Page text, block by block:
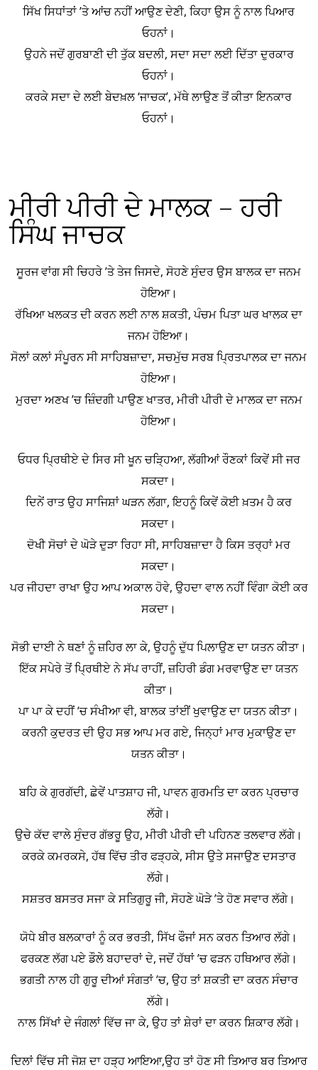
ਸਿੱਖ ਸਿਧਾਂਤਾਂ ’ਤੇ ਆਂਚ ਨਹੀਂ ਆਉਣ ਦੇਣੀ, ਕਿਹਾ ਉਸ ਨੂੰ ਨਾਲ ਪਿਆਰ
ਓਹਨਾਂ।
ਉਹਨੇ ਜਦੋਂ ਗੁਰਬਾਣੀ ਦੀ ਤੁੱਕ ਬਦਲੀ, ਸਦਾ ਸਦਾ ਲਈ ਦਿੱਤਾ ਦੁਰਕਾਰ
ਓਹਨਾਂ।
ਕਰਕੇ ਸਦਾ ਦੇ ਲਈ ਬੇਦਖ਼ਲ ‘ਜਾਚਕ’, ਮੱਥੇ ਲਾਉਣ ਤੋਂ ਕੀਤਾ ਇਨਕਾਰ
ਓਹਨਾਂ।
ਮੀਰੀ ਪੀਰੀ ਦੇ ਮਾਲਕ – ਹਰੀ
ਸਿੰਘ ਜਾਚਕ
ਸੂਰਜ ਵਾਂਗ ਸੀ ਚਿਹਰੇ ’ਤੇ ਤੇਜ ਜਿਸਦੇ, ਸੋਹਣੇ ਸੁੰਦਰ ਉਸ ਬਾਲਕ ਦਾ ਜਨਮ
ਹੋਇਆ।
ਰੱਖਿਆ ਖਲਕਤ ਦੀ ਕਰਨ ਲਈ ਨਾਲ ਸ਼ਕਤੀ, ਪੰਚਮ ਪਿਤਾ ਘਰ ਖਾਲਕ ਦਾ
ਜਨਮ ਹੋਇਆ।
ਸੋਲਾਂ ਕਲਾਂ ਸੰਪੂਰਨ ਸੀ ਸਾਹਿਬਜ਼ਾਦਾ, ਸਚਮੁੱਚ ਸਰਬ ਪ੍ਰਿਤਪਾਲਕ ਦਾ ਜਨਮ
ਹੋਇਆ।
ਮੁਰਦਾ ਅਣਖ ’ਚ ਜ਼ਿੰਦਗੀ ਪਾਉਣ ਖਾਤਰ, ਮੀਰੀ ਪੀਰੀ ਦੇ ਮਾਲਕ ਦਾ ਜਨਮ
ਹੋਇਆ।
ਓਧਰ ਪ੍ਰਿਥੀਏ ਦੇ ਸਿਰ ਸੀ ਖੂਨ ਚੜ੍ਹਿਆ, ਲੱਗੀਆਂ ਰੌਣਕਾਂ ਕਿਵੇਂ ਸੀ ਜਰ
ਸਕਦਾ।
ਦਿਨੇਂ ਰਾਤ ਉਹ ਸਾਜਿਸ਼ਾਂ ਘੜਨ ਲੱਗਾ, ਇਹਨੂੰ ਕਿਵੇਂ ਕੋਈ ਖ਼ਤਮ ਹੈ ਕਰ
ਸਕਦਾ।
ਦੋਖੀ ਸੋਚਾਂ ਦੇ ਘੋੜੇ ਦੁੜਾ ਰਿਹਾ ਸੀ, ਸਾਹਿਬਜ਼ਾਦਾ ਹੈ ਕਿਸ ਤਰ੍ਹਾਂ ਮਰ
ਸਕਦਾ।
ਪਰ ਜੀਹਦਾ ਰਾਖਾ ਉਹ ਆਪ ਅਕਾਲ ਹੋਵੇ, ਉਹਦਾ ਵਾਲ ਨਹੀਂ ਵਿੰਗਾ ਕੋਈ ਕਰ
ਸਕਦਾ।
ਸੋਭੀ ਦਾਈ ਨੇ ਥਣਾਂ ਨੂੰ ਜ਼ਹਿਰ ਲਾ ਕੇ, ਉਹਨੂੰ ਦੁੱਧ ਪਿਲਾਉਣ ਦਾ ਯਤਨ ਕੀਤਾ।
ਇੱਕ ਸਪੇਰੇ ਤੋਂ ਪ੍ਰਿਥੀਏ ਨੇ ਸੱਪ ਰਾਹੀਂ, ਜ਼ਹਿਰੀ ਡੰਗ ਮਰਵਾਉਣ ਦਾ ਯਤਨ
ਕੀਤਾ।
ਪਾ ਪਾ ਕੇ ਦਹੀਂ ’ਚ ਸੰਖੀਆ ਵੀ, ਬਾਲਕ ਤਾਂਈਂ ਖੁਵਾਉਣ ਦਾ ਯਤਨ ਕੀਤਾ।
ਕਰਨੀ ਕੁਦਰਤ ਦੀ ਉਹ ਸਭ ਆਪ ਮਰ ਗਏ, ਜਿਨ੍ਹਾਂ ਮਾਰ ਮੁਕਾਉਣ ਦਾ
ਯਤਨ ਕੀਤਾ।
ਬਹਿ ਕੇ ਗੁਰਗੱਦੀ, ਛੇਵੇਂ ਪਾਤਸ਼ਾਹ ਜੀ, ਪਾਵਨ ਗੁਰਮਤਿ ਦਾ ਕਰਨ ਪ੍ਰਚਾਰ
ਲੱਗੇ।
ਉਚੇ ਕੱਦ ਵਾਲੇ ਸੁੰਦਰ ਗੱਭਰੂ ਉਹ, ਮੀਰੀ ਪੀਰੀ ਦੀ ਪਹਿਨਣ ਤਲਵਾਰ ਲੱਗੇ।
ਕਰਕੇ ਕਮਰਕਸੇ, ਹੱਥ ਵਿੱਚ ਤੀਰ ਫੜ੍ਹਕੇ, ਸੀਸ ਉਤੇ ਸਜਾਉਣ ਦਸਤਾਰ
ਲੱਗੇ।
ਸਸ਼ਤਰ ਬਸਤਰ ਸਜਾ ਕੇ ਸਤਿਗੁਰੂ ਜੀ, ਸੋਹਣੇ ਘੋੜੇ ’ਤੇ ਹੋਣ ਸਵਾਰ ਲੱਗੇ।
ਯੋਧੇ ਬੀਰ ਬਲਕਾਰਾਂ ਨੂੰ ਕਰ ਭਰਤੀ, ਸਿੱਖ ਫੌਜਾਂ ਸਨ ਕਰਨ ਤਿਆਰ ਲੱਗੇ।
ਫਰਕਣ ਲੱਗ ਪਏ ਡੌਲੇ ਬਹਾਦਰਾਂ ਦੇ, ਜਦੋਂ ਹੱਥਾਂ ’ਚ ਫੜਨ ਹਥਿਆਰ ਲੱਗੇ।
ਭਗਤੀ ਨਾਲ ਹੀ ਗੁਰੂ ਦੀਆਂ ਸੰਗਤਾਂ ’ਚ, ਉਹ ਤਾਂ ਸ਼ਕਤੀ ਦਾ ਕਰਨ ਸੰਚਾਰ
ਲੱਗੇ।
ਨਾਲ ਸਿੱਖਾਂ ਦੇ ਜੰਗਲਾਂ ਵਿੱਚ ਜਾ ਕੇ, ਉਹ ਤਾਂ ਸ਼ੇਰਾਂ ਦਾ ਕਰਨ ਸ਼ਿਕਾਰ ਲੱਗੇ।
ਦਿਲਾਂ ਵਿੱਚ ਸੀ ਜੋਸ਼ ਦਾ ਹੜ੍ਹ ਆਇਆ,ਉਹ ਤਾਂ ਹੋਣ ਸੀ ਤਿਆਰ ਬਰ ਤਿਆਰ